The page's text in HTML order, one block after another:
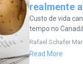
realmente
Custo de vida
tempo no
Rafael Schafer
Read More